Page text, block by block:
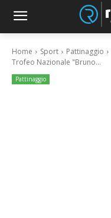
Home Sport Pattinaggio
Trofeo Nazionale "Bruno...
Pattinaggio